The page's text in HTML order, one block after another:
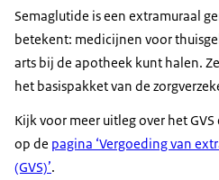
Ondertiteling
srt 2.5 KB
Download
gezondheidszorg.
erover dat die zorg goed
Komt er bijvoorbeeld een
markt, dan beoordelen
worden uit het
advies aan de minister
Semaglutide is een extramuraal
betekent: medicijnen voor
arts bij de apotheek kunt halen.
het basispakket van de
Kijk voor meer uitleg over het
op de pagina ‘Vergoeding van
(GVS)’.